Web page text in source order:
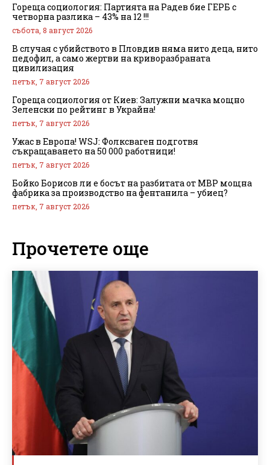
Гореща социология: Партията на Радев бие ГЕРБ с
четворна разлика – 43% на 12 !!!
събота, 8 август 2026
В случая с убийството в Пловдив няма нито деца, нито
педофил, а само жертви на криворазбраната
цивилизация
петък, 7 август 2026
Гореща социология от Киев: Залужни мачка мощно
Зеленски по рейтинг в Украйна!
петък, 7 август 2026
Ужас в Европа! WSJ: Фолксваген подготвя
съкращаването на 50 000 работници!
петък, 7 август 2026
Бойко Борисов ли е босът на разбитата от МВР мощна
фабрика за производство на фентанила – убиец?
петък, 7 август 2026
Прочетете още